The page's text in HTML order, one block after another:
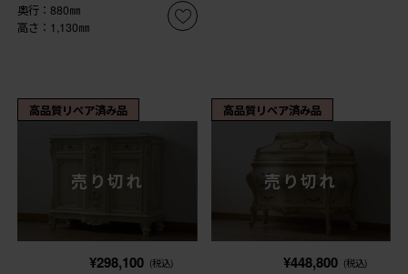
奥行：880㎜
高さ：1,130㎜
高品質リペア済み品
売り切れ
¥298,100 (税込)
高品質リペア済み品
売り切れ
¥448,800 (税込)